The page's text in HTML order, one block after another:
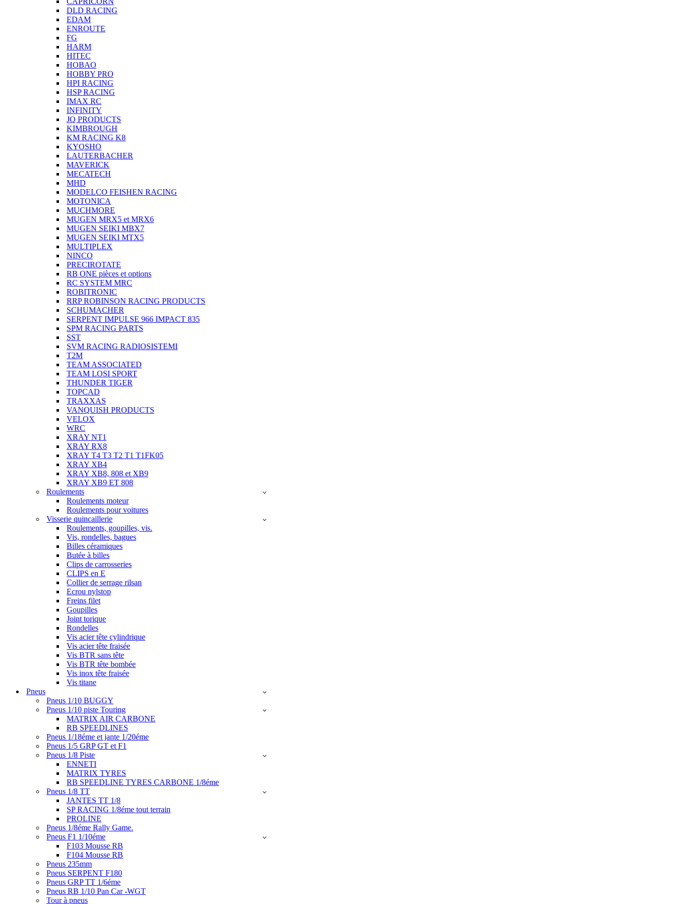
DLD RACING
EDAM
ENROUTE
FG
HARM
HITEC
HOBAO
HOBBY PRO
HPI RACING
HSP RACING
IMAX RC
INFINITY
JQ PRODUCTS
KIMBROUGH
KM RACING K8
KYOSHO
LAUTERBACHER
MAVERICK
MECATECH
MHD
MODELCO FEISHEN RACING
MOTONICA
MUCHMORE
MUGEN MRX5 et MRX6
MUGEN SEIKI MBX7
MUGEN SEIKI MTX5
MULTIPLEX
NINCO
PRECIROTATE
RB ONE pièces et options
RC SYSTEM MRC
ROBITRONIC
RRP ROBINSON RACING PRODUCTS
SCHUMACHER
SERPENT IMPULSE 966 IMPACT 835
SPM RACING PARTS
SST
SVM RACING RADIOSISTEMI
T2M
TEAM ASSOCIATED
TEAM LOSI SPORT
THUNDER TIGER
TOPCAD
TRAXXAS
VANQUISH PRODUCTS
VELOX
WRC
XRAY NT1
XRAY RX8
XRAY T4 T3 T2 T1 T1FK05
XRAY XB4
XRAY XB8, 808 et XB9
XRAY XB9 ET 808
Roulements
Roulements moteur
Roulements pour voitures
Visserie quincaillerie
Roulements, goupilles, vis.
Vis, rondelles, bagues
Billes céramiques
Butée à billes
Clips de carrosseries
CLIPS en E
Collier de serrage rilsan
Ecrou nylstop
Freins filet
Goupilles
Joint torique
Rondelles
Vis acier tête cylindrique
Vis acier tête fraisée
Vis BTR sans tête
Vis BTR tête bombée
Vis inox tête fraisée
Vis titane
Pneus
Pneus 1/10 BUGGY
Pneus 1/10 piste Touring
MATRIX AIR CARBONE
RB SPEEDLINES
Pneus 1/18éme et jante 1/20éme
Pneus 1/5 GRP GT et F1
Pneus 1/8 Piste
ENNETI
MATRIX TYRES
RB SPEEDLINE TYRES CARBONE 1/8éme
Pneus 1/8 TT
JANTES TT 1/8
SP RACING 1/8éme tout terrain
PROLINE
Pneus 1/8éme Rally Game.
Pneus F1 1/10éme
F103 Mousse RB
F104 Mousse RB
Pneus 235mm
Pneus SERPENT F180
Pneus GRP TT 1/6éme
Pneus RB 1/10 Pan Car -WGT
Tour à pneus